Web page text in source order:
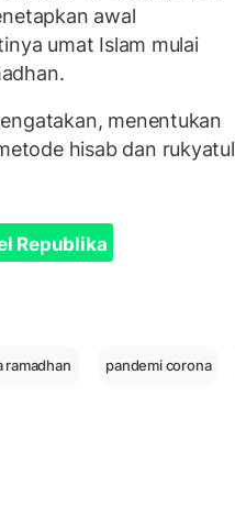
awal
umat Islam mulai
menentukan
hisab dan rukyatul
Republika
ramadhan pandemi corona